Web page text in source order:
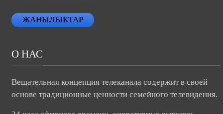
ЖАНЫЛЫКТАР
О НАС
Вещательная концепция телеканала содержит в своей
основе традиционные ценности семейного телевидения.